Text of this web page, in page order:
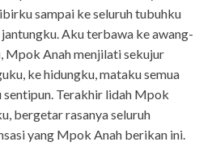
sampai ke seluruh tubuhku
Aku terbawa ke awang-
Mpok Anah menjilati sekujur
ke hidungku, mataku semua
Terakhir lidah Mpok
bergetar rasanya seluruh
yang Mpok Anah berikan ini.